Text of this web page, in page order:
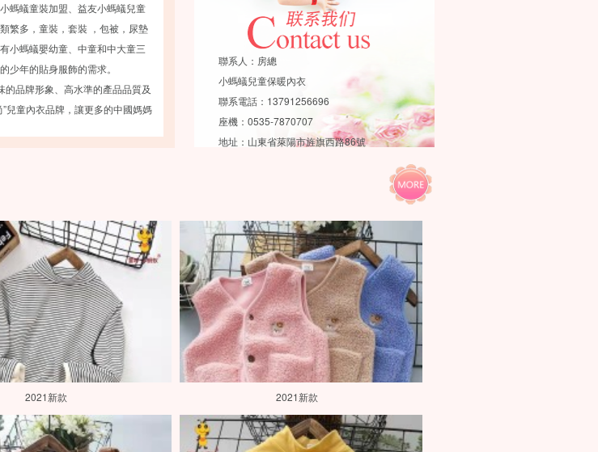
蟻童裝加盟、益友小螞蟻兒童
繁多，童裝，套裝 ，包被，尿墊
小螞蟻嬰幼童、中童和中大童三
少年的貼身服飾的需求。
品牌形象、高水準的產品品質及
”兒童內衣品牌，讓更多的中國媽媽
的兒童服裝帶給中國的孩子 。
聯系人：房總
小螞蟻兒童保暖內衣
聯系電話：13791256696
座機：0535-7870707
地址：山東省萊陽市旌旗西路86號
2021新款 2021新款